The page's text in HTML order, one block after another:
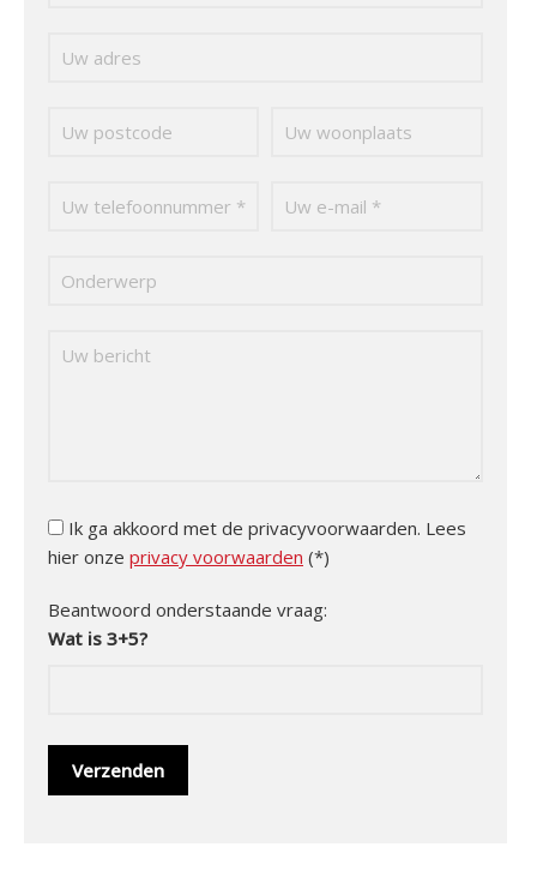
Ik ga akkoord met de privacyvoorwaarden. Lees
hier onze privacy voorwaarden (*)
Beantwoord onderstaande vraag:
Wat is 3+5?